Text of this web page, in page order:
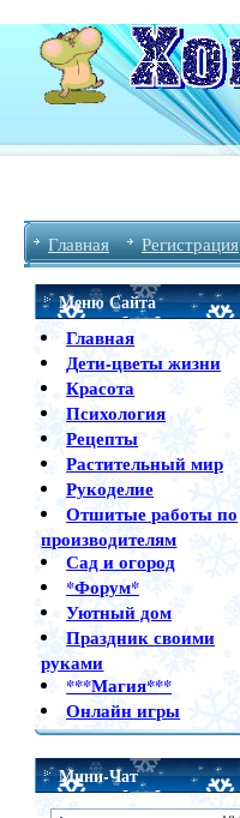
Главная Регистрация
Меню Сайта
Главная
Дети-цветы жизни
Красота
Психология
Рецепты
Растительный мир
Рукоделие
Отшитые работы по
производителям
Сад и огород
*Форум*
Уютный дом
Праздник своими
руками
***Магия***
Онлайн игры
Мини-Чат